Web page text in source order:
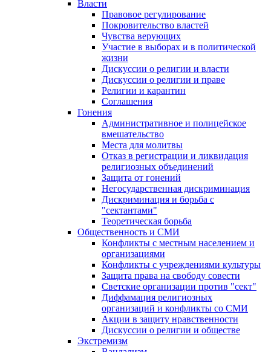
Власти
Правовое регулирование
Покровительство властей
Чувства верующих
Участие в выборах и в политической
жизни
Дискуссии о религии и власти
Дискуссии о религии и праве
Религии и карантин
Соглашения
Гонения
Административное и полицейское
вмешательство
Места для молитвы
Отказ в регистрации и ликвидация
религиозных объединений
Защита от гонений
Негосударственная дискриминация
Дискриминация и борьба с
"сектантами"
Теоретическая борьба
Общественность и СМИ
Конфликты с местным населением и
организациями
Конфликты с учреждениями культуры
Защита права на свободу совести
Светские организации против "сект"
Диффамация религиозных
организаций и конфликты со СМИ
Акции в защиту нравственности
Дискуссии о религии и обществе
Экстремизм